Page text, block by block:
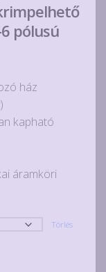
pólusú
ház
kapható
áramköri
Törlés